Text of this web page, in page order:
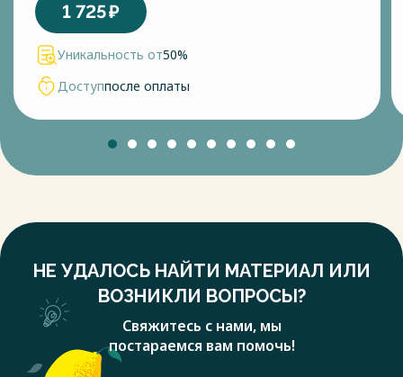
1 725₽
Уникальность от50%
Доступпосле оплаты
НЕ УДАЛОСЬ НАЙТИ МАТЕРИАЛ ИЛИ
ВОЗНИКЛИ ВОПРОСЫ?
Свяжитесь с нами, мы
постараемся вам помочь!